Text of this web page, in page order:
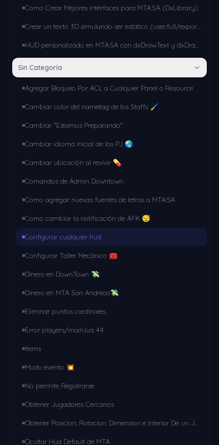
Como Crear Mejores Interfaces para MTA:SA (DxLibrary)
Crear un texto 3D simulando ser estatico (usecfull/exports)
HUD personalizado en MTA:SA con dxDrawText y dxDrawRectangle (sin librerías externas)
Sin Categoría
Agregar Bloqueo Por ACL a Cualquier Panel o Resource
Cambiar color del nametag de los Staffs 🖌.
Cambiar "Estamos Preparando"
Cambiar idioma inicial de los PJ 🌏.
Cambiar ubicación al revivir 💊.
Comandos de Admin Downtown
Como agregar nuevas fuentes de letras a MTA:SA
Como cambiar la notificación de AFK 😴.
Configurar cualquier hud
Configurar Taller Mecánico 🧰.
Dinero en DownTown 💸.
Dinero en MTA San Andreas💸.
Eliminar puntos cardinales.
Error players/main.lua 44
Items
Modo evento 💥.
No permite Registrarse
Obtener Jugadores Cercanos
Obtener Posicion, Rotacion, Dimension e Interior De un Jugador
Ocultar Hud Default de MTA